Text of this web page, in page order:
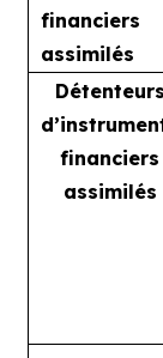
financiers
assimilés
Détenteurs
financiers
assimilés